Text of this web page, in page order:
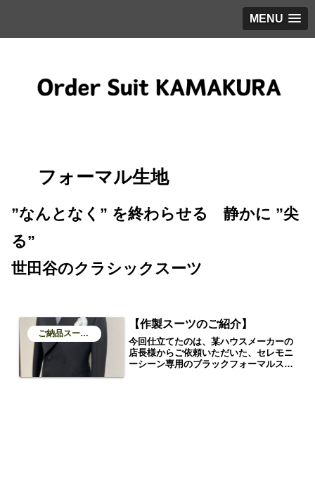
MENU
フォーマル生地
”なんとなく” を終わらせる 静かに ”尖
る”
世田谷のクラシックスーツ
ご納品スーツのご紹介
【作製スーツのご紹介】
今回仕立てたのは、某ハウスメーカーの
店長様からご依頼いただいた、セレモニ
ーシーン専用のブラックフォーマルスー